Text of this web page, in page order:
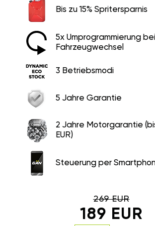
Bis zu 15% Spritersparnis
5x Umprogrammierung bei
Fahrzeugwechsel
3 Betriebsmodi
5 Jahre Garantie
2 Jahre Motorgarantie
EUR)
Steuerung per
269 EUR
189 EUR